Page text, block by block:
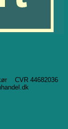
CVR 44682036